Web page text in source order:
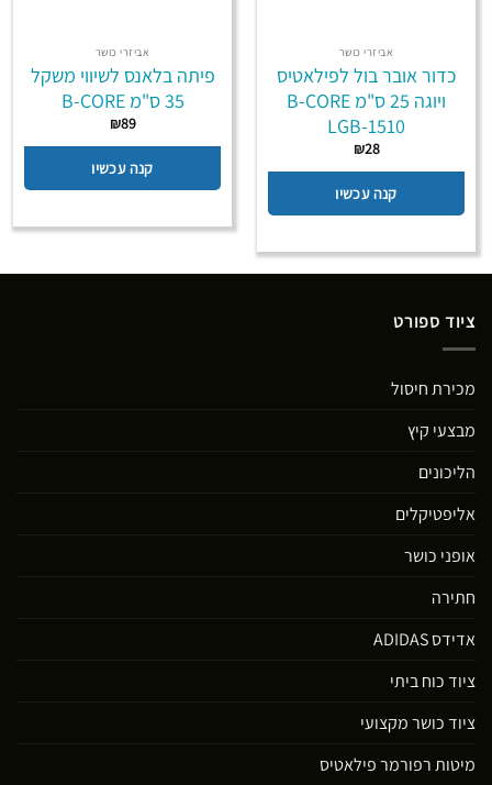
אביזרי כושר
כדור אובר בול לפילאטיס
ויוגה 25 ס"מ B-CORE
LGB-1510
₪28
קנה עכשיו
אביזרי כושר
פיתה בלאנס לשיווי משקל
35 ס"מ B-CORE
₪89
קנה עכשיו
ציוד ספורט
מכירת חיסול
מבצעי קיץ
הליכונים
אליפטיקלים
אופני כושר
חתירה
אדידס ADIDAS
ציוד כוח ביתי
ציוד כושר מקצועי
מיטות רפורמר פילאטיס